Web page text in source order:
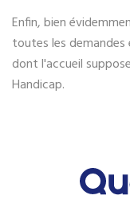
Enfin, bien
toutes les
dont l'accueil
Handicap.